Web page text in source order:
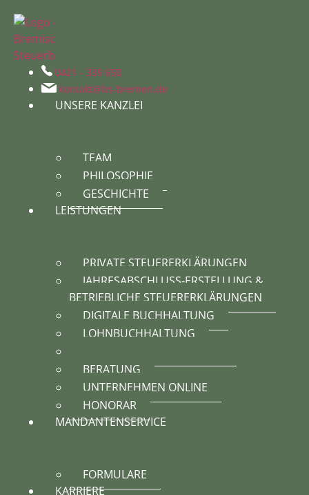
0421 - 339 650
kontakt@bs-bremen.de
UNSERE KANZLEI
TEAM
PHILOSOPHIE
GESCHICHTE
LEISTUNGEN
PRIVATE STEUERERKLÄRUNGEN
JAHRESABSCHLUSS-ERSTELLUNG &
BETRIEBLICHE STEUERERKLÄRUNGEN
DIGITALE BUCHHALTUNG
LOHNBUCHHALTUNG
BERATUNG
UNTERNEHMEN ONLINE
HONORAR
MANDANTENSERVICE
FORMULARE
KARRIERE